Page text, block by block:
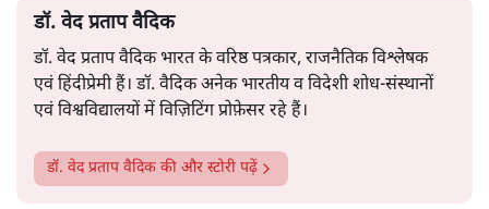
डॉ. वेद प्रताप वैदिक
डॉ. वेद प्रताप वैदिक भारत के वरिष्ठ पत्रकार, राजनैतिक विश्लेषक
एवं हिंदीप्रेमी हैं। डॉ. वैदिक अनेक भारतीय व विदेशी शोध-संस्थानों
एवं विश्वविद्यालयों में विज़िटिंग प्रोफ़ेसर रहे हैं।
डॉ. वेद प्रताप वैदिक की और स्टोरी पढ़ें